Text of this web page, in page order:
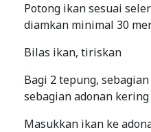
Potong ikan sesuai
diamkan minimal 30
Bilas ikan, tiriskan
Bagi 2 tepung,
sebagian adonan kering
Masukkan ikan ke